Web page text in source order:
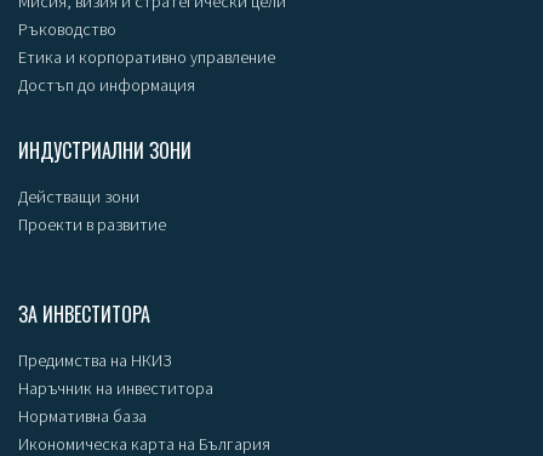
Ръководство
Етика и корпоративно управление
Достъп до информация
ИНДУСТРИАЛНИ ЗОНИ
Действащи зони
Проекти в развитие
ЗА ИНВЕСТИТОРА
Предимства на НКИЗ
Наръчник на инвеститора
Нормативна база
Икономическа карта на България